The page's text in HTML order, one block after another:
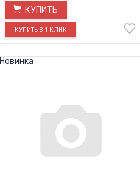
КУПИТЬ
Новинка